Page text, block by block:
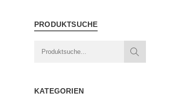
PRODUKTSUCHE
KATEGORIEN